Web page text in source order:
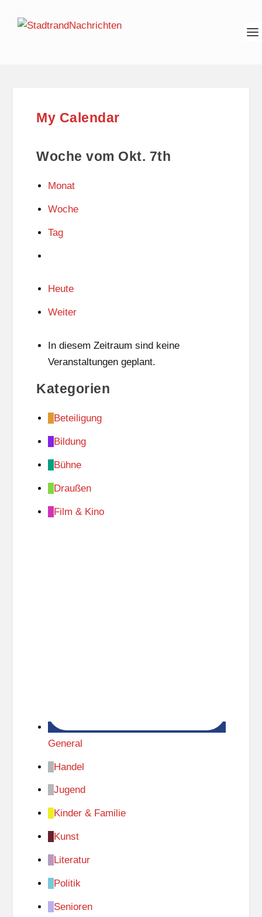
My Calendar
Woche vom Okt. 7th
Monat
Woche
Tag
Heute
Weiter
In diesem Zeitraum sind keine
Veranstaltungen geplant.
Kategorien
Beteiligung
Bildung
Bühne
Draußen
Film & Kino
General
Handel
Jugend
Kinder & Familie
Kunst
Literatur
Politik
Senioren